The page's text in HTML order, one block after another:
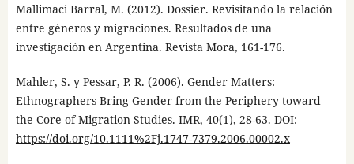
Mallimaci Barral, M. (2012). Dossier. Revisitando la relación
entre géneros y migraciones. Resultados de una
investigación en Argentina. Revista Mora, 161-176.
Mahler, S. y Pessar, P. R. (2006). Gender Matters:
Ethnographers Bring Gender from the Periphery toward
the Core of Migration Studies. IMR, 40(1), 28-63. DOI:
https://doi.org/10.1111%2Fj.1747-7379.2006.00002.x